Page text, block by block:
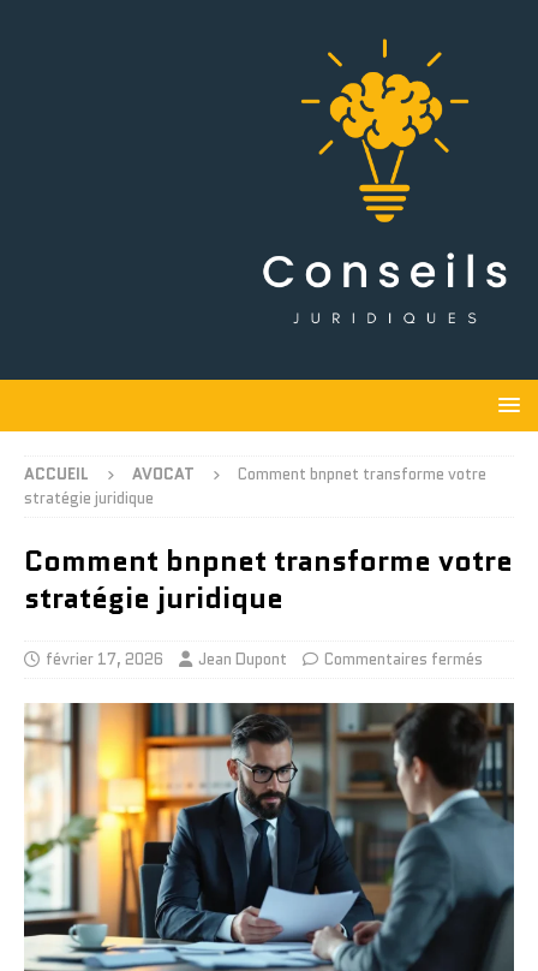
ACCUEIL AVOCAT
Comment bnpnet transforme votre
stratégie juridique
Comment bnpnet transforme votre
stratégie juridique
février 17, 2026 Jean Dupont Commentaires fermés